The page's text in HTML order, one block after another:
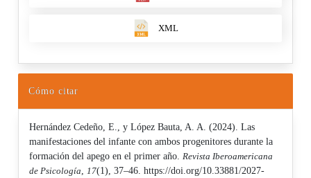
XML
Cómo citar
Hernández Cedeño, E., y López Bauta, A. A. (2024). Las
manifestaciones del infante con ambos progenitores durante la
formación del apego en el primer año. Revista Iberoamericana
de Psicología
17(1), 37–46. https://doi.org/10.33881/2027-